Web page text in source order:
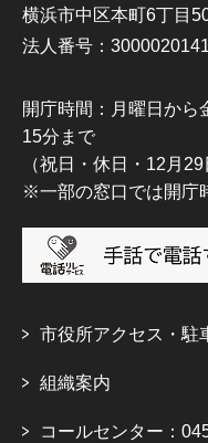
横浜市中区本町6丁目
法人番号：
開庁時間：月曜日から
15分まで
（祝日・休日・12月
※一部の窓口では開庁
市役所アクセス・駐
組織案内
コールセンター：